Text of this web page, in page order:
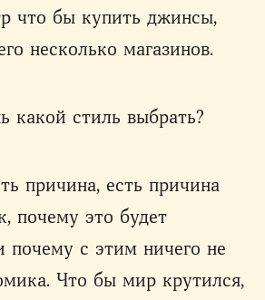
что бы купить джинсы,
несколько магазинов.
какой стиль выбрать?
причина, есть причина
почему это будет
почему с этим ничего не
Что бы мир крутился,